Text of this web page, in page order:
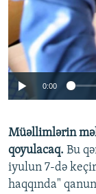
0:00
Müəllimlərin
qoyulacaq. Bu
iyulun 7-də
haqqında"